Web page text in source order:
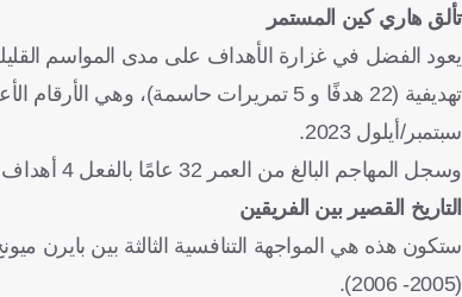
تألق هاري كين المستمر
تهديفية (22 هدفًا و 5 تمريرات حاسمة)،
سبتمبر/أيلول 2023.
وسجل المهاجم البالغ من العمر 32 عامًا بالفعل 4 أهداف خلال أول مباراتين له في هذه الحملة القارية.
التاريخ القصير بين الفريقين
ستكون هذه هي المواجهة التنافسية الثالثة بين بايرن
(2005- 2006).